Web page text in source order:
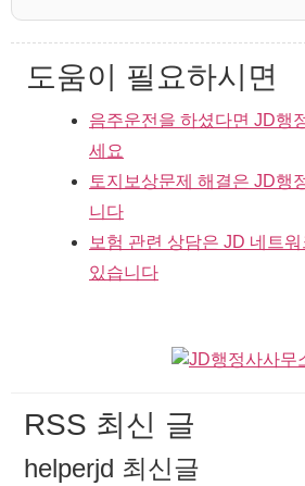
도움이 필요하시면
음주운전을 하셨다면 JD행
세요
토지보상문제 해결은 JD행
니다
보험 관련 상담은 JD 네트
있습니다
RSS 최신 글
helperjd 최신글